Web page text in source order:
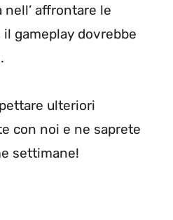
affrontare le
gameplay dovrebbe
ulteriori
con noi e ne saprete
settimane!